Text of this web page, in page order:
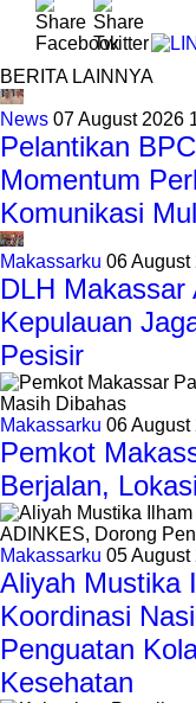
BERITA LAINNYA
News 07 August 2026
Pelantikan
Momentum
Komunikasi
Makassarku 06 August
DLH
Kepulauan
Pesisir
Makassarku 06 August
Pemkot
Berjalan,
Makassarku 05 August
Aliyah Mustika
Koordinasi
Penguatan
Kesehatan